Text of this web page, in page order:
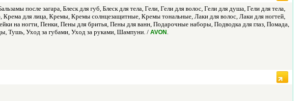
после загара, Блеск для губ, Блеск для тела, Гели, Гели для волос, Гели для душа, Гели для тела,
для лица, Кремы, Кремы солнцезащитные, Кремы тональные, Лаки для волос, Лаки для ногтей,
на ногти, Пенки, Пены для бритья, Пены для ванн, Подарочные наборы, Подводка для глаз, Помада,
Тушь, Уход за губами, Уход за руками, Шампуни. / AVON .